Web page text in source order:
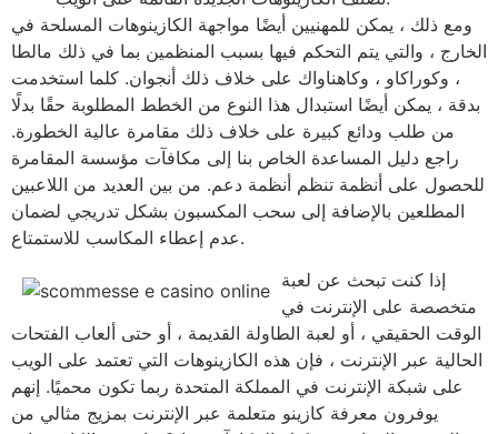
ومع ذلك ، يمكن للمهنيين أيضًا مواجهة الكازينوهات المسلحة في
الخارج ، والتي يتم التحكم فيها بسبب المنظمين بما في ذلك مالطا
، وكوراكاو ، وكاهناواك على خلاف ذلك أنجوان. كلما استخدمت
بدقة ، يمكن أيضًا استبدال هذا النوع من الخطط المطلوبة حقًا بدلًا
من طلب ودائع كبيرة على خلاف ذلك مقامرة عالية الخطورة.
راجع دليل المساعدة الخاص بنا إلى مكافآت مؤسسة المقامرة
للحصول على أنظمة تنظم أنظمة دعم. من بين العديد من اللاعبين
المطلعين بالإضافة إلى سحب المكسبون بشكل تدريجي لضمان
عدم إعطاء المكاسب للاستمتاع.
إذا كنت تبحث عن لعبة
متخصصة على الإنترنت في
الوقت الحقيقي ، أو لعبة الطاولة القديمة ، أو حتى ألعاب الفتحات
الحالية عبر الإنترنت ، فإن هذه الكازينوهات التي تعتمد على الويب
على شبكة الإنترنت في المملكة المتحدة ربما تكون محميًا. إنهم
يوفرون معرفة كازينو متعلمة عبر الإنترنت بمزيج مثالي من